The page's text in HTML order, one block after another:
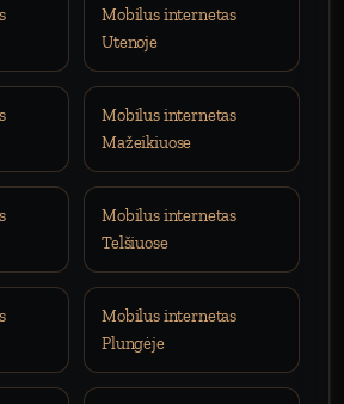
Mobilus internetas
Utenoje
Mobilus internetas
Mažeikiuose
Mobilus internetas
Telšiuose
Mobilus internetas
Plungėje